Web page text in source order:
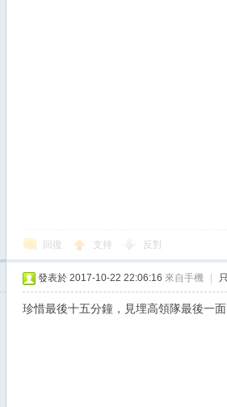
回復 支持 反對
發表於 2017-10-22 22:06:16 來自手機
珍惜最後十五分鐘，見埋高領隊最後一面